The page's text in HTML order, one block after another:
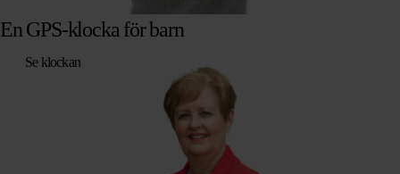
En GPS-klocka för barn
Se klockan